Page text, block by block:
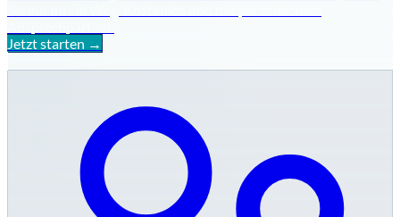
Jetzt starten →